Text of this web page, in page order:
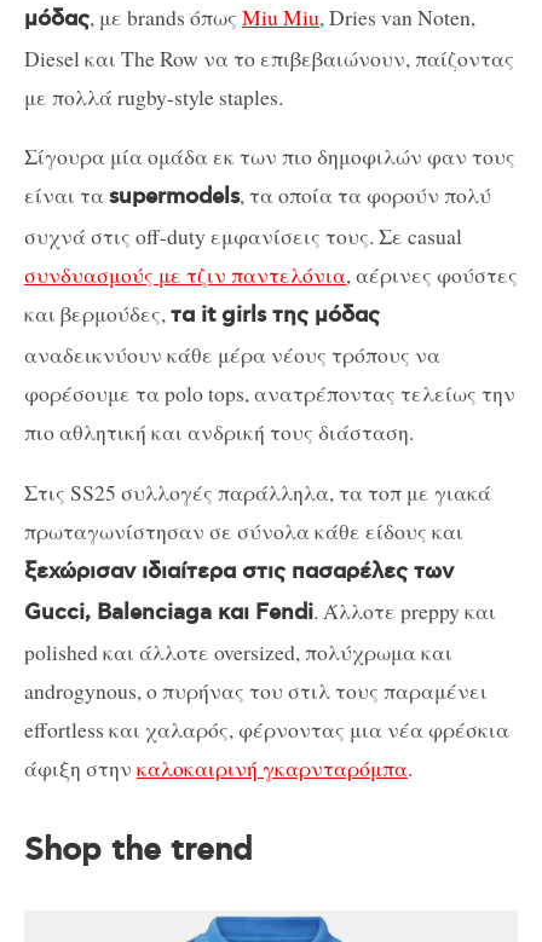
μόδας, με brands όπως Miu Miu, Dries van Noten,
Diesel και The Row να το επιβεβαιώνουν, παίζοντας
με πολλά rugby-style staples.
Σίγουρα μία ομάδα εκ των πιο δημοφιλών φαν τους
είναι ταsupermodels, τα οποία τα φορούν πολύ
συχνά στις off-duty εμφανίσεις τους. Σε casual
συνδυασμούς με τζιν παντελόνια, αέρινες φούστες
και βερμούδες,τα it girls της μόδας
αναδεικνύουν κάθε μέρα νέους τρόπους να
φορέσουμε τα polo tops, ανατρέποντας τελείως την
πιο αθλητική και ανδρική τους διάσταση.
Στις SS25 συλλογές παράλληλα, τα τοπ με γιακά
πρωταγωνίστησαν σε σύνολα κάθε είδους και
ξεχώρισαν ιδιαίτερα στις πασαρέλες των
Gucci, Balenciaga και Fendi. Άλλοτε preppy και
polished και άλλοτε oversized, πολύχρωμα και
androgynous, ο πυρήνας του στιλ τους παραμένει
effortless και χαλαρός, φέρνοντας μια νέα φρέσκια
άφιξη στην καλοκαιρινή γκαρνταρόμπα.
Shop the trend